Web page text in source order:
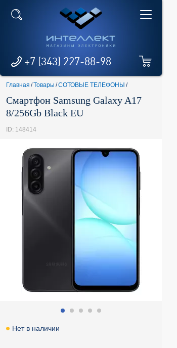
+7 (343) 227-88-98
Главная /Товары /СОТОВЫЕ ТЕЛЕФОНЫ /
Смартфон Samsung Galaxy A17
8/256Gb Black EU
ID: 148414
Нет в наличии